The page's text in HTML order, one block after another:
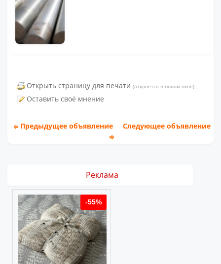
Открыть страницу для печати (откроется в новом окне)
Оставить своё мнение
Предыдущее объявление Следующее объявление
Реклама
-55%